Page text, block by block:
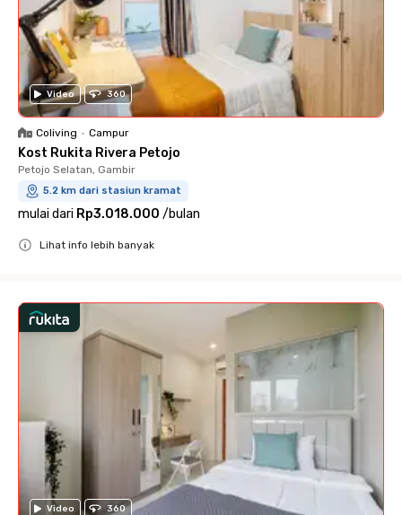
Video 360
Coliving • Campur
Kost Rukita Rivera Petojo
Petojo Selatan, Gambir
5.2 km dari stasiun kramat
mulai dari Rp3.018.000 /bulan
Lihat info lebih banyak
Video 360